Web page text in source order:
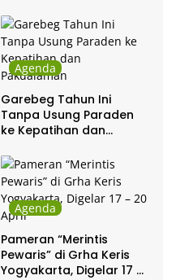
Agenda
Garebeg Tahun Ini
Tanpa Usung Paraden
ke Kepatihan dan
Agenda
Pameran “Merintis
Pewaris” di Grha Keris
Yogyakarta, Digelar 17 –